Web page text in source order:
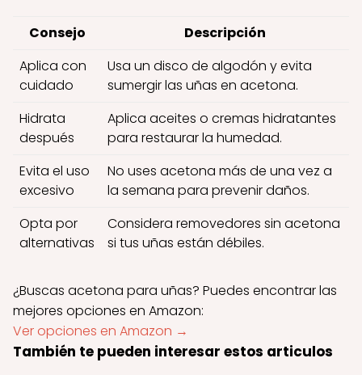
Consejo
Descripción
Aplica con
cuidado
Usa un disco de algodón y evita
sumergir las uñas en acetona.
Hidrata
después
Aplica aceites o cremas hidratantes
para restaurar la humedad.
Evita el uso
excesivo
No uses acetona más de una vez a
la semana para prevenir daños.
Opta por
alternativas
Considera removedores sin acetona
si tus uñas están débiles.
¿Buscas acetona para uñas? Puedes encontrar las
mejores opciones en Amazon:
Ver opciones en Amazon →
También te pueden interesar estos articulos